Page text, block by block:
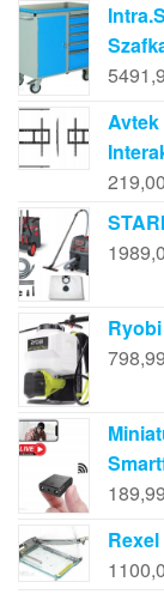
219,00
798,99
189,99